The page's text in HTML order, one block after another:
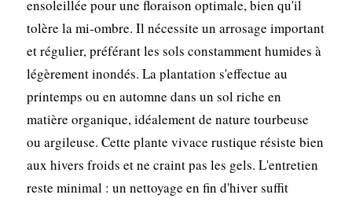
ensoleillée pour une floraison optimale, bien qu'il
tolère la mi-ombre. Il nécessite un arrosage important
et régulier, préférant les sols constamment humides à
légèrement inondés. La plantation s'effectue au
printemps ou en automne dans un sol riche en
matière organique, idéalement de nature tourbeuse
ou argileuse. Cette plante vivace rustique résiste bien
aux hivers froids et ne craint pas les gels. L'entretien
reste minimal : un nettoyage en fin d'hiver suffit